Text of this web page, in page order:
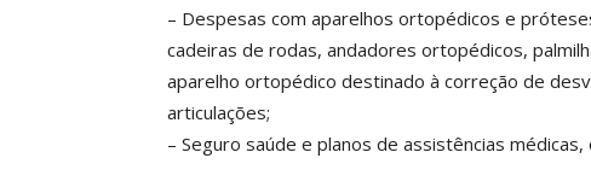
– Despesas com aparelhos ortopédicos e
cadeiras de rodas, andadores ortopédicos,
aparelho ortopédico destinado à correção de
articulações;
– Seguro saúde e planos de assistências médicas,